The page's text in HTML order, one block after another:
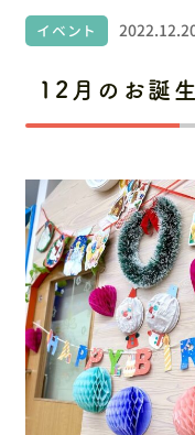
お問い合わ
お
イベント
12月のお誕